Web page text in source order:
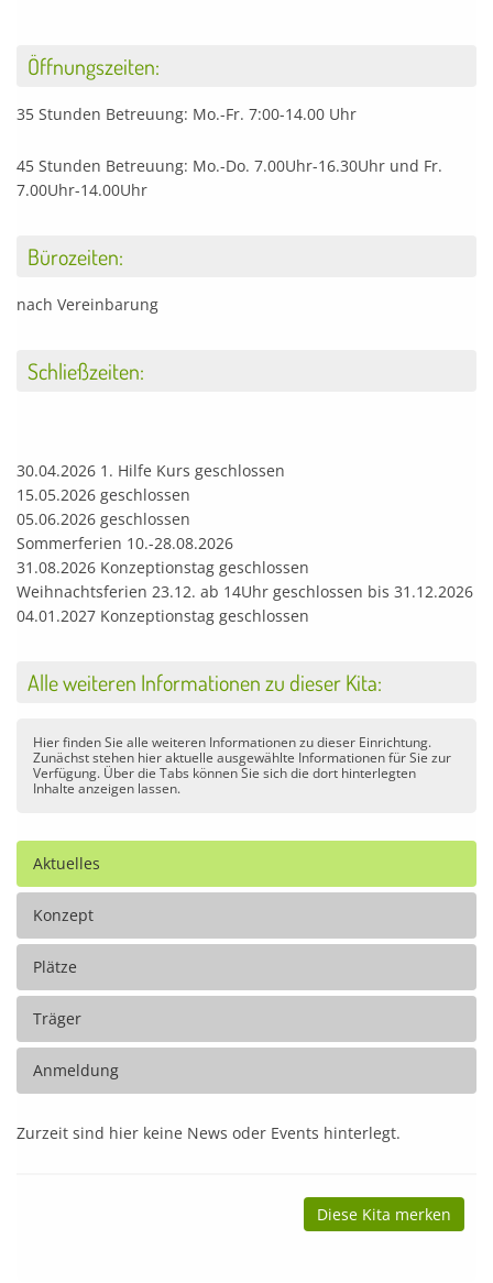
Öffnungszeiten:
35 Stunden Betreuung: Mo.-Fr. 7:00-14.00 Uhr
45 Stunden Betreuung: Mo.-Do. 7.00Uhr-16.30Uhr und Fr.
7.00Uhr-14.00Uhr
Bürozeiten:
nach Vereinbarung
Schließzeiten:
30.04.2026 1. Hilfe Kurs geschlossen
15.05.2026 geschlossen
05.06.2026 geschlossen
Sommerferien 10.-28.08.2026
31.08.2026 Konzeptionstag geschlossen
Weihnachtsferien 23.12. ab 14Uhr geschlossen bis 31.12.2026
04.01.2027 Konzeptionstag geschlossen
Alle weiteren Informationen zu dieser Kita:
Hier finden Sie alle weiteren Informationen zu dieser Einrichtung.
Zunächst stehen hier aktuelle ausgewählte Informationen für Sie zur
Verfügung. Über die Tabs können Sie sich die dort hinterlegten
Inhalte anzeigen lassen.
Aktuelles
Konzept
Plätze
Träger
Anmeldung
Zurzeit sind hier keine News oder Events hinterlegt.
Diese Kita merken